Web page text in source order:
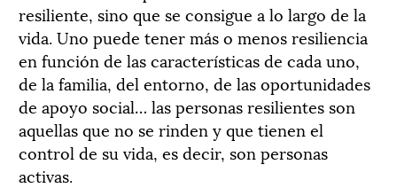
resiliente, sino que se consigue a lo largo de la
vida. Uno puede tener más o menos resiliencia
en función de las características de cada uno,
de la familia, del entorno, de las oportunidades
de apoyo social… las personas resilientes son
aquellas que no se rinden y que tienen el
control de su vida, es decir, son personas
activas.